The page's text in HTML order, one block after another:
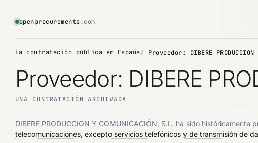
openprocurements.com
La contratación pública en España Proveedor: DIBERE
Proveedor: DIBERE
UNA CONTRATACIÓN ARCHIVADA
DIBERE PRODUCCION Y COMUNICACIÓN, S.L. ha sido históricamente
telecomunicaciones, excepto servicios telefónicos y de transmisión de